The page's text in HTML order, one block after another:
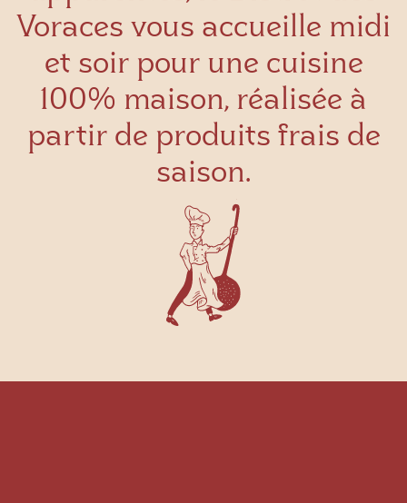
Voraces vous accueille midi
et soir pour une cuisine
100% maison, réalisée à
partir de produits frais de
saison.